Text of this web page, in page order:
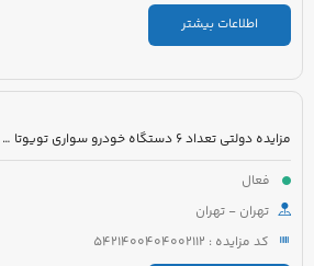
اطلاعات بیشتر
مزایده دولتی تعداد 6 دستگاه خودرو سواری تویوتا کرولا PIONEER هیبرید 1800cc مدل 2023
فعال
تهران - تهران
کد مزایده : 5421400404002112